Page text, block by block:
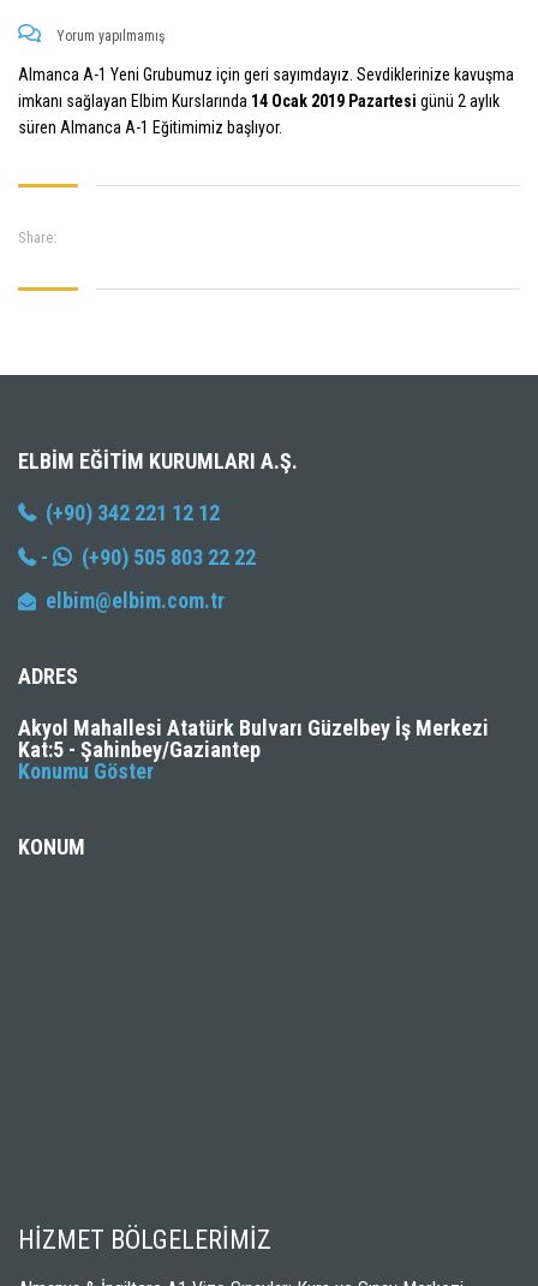
Yorum yapılmamış
Almanca A-1 Yeni Grubumuz için geri sayımdayız. Sevdiklerinize kavuşma
imkanı sağlayan Elbim Kurslarında 14 Ocak 2019 Pazartesi günü 2 aylık
süren Almanca A-1 Eğitimimiz başlıyor.
Share:
ELBIM EĞITIM KURUMLARI A.Ş.
(+90) 342 221 12 12
-
(+90) 505 803 22 22
elbim@elbim.com.tr
ADRES
Akyol Mahallesi Atatürk Bulvarı Güzelbey İş Merkezi
Kat:5 - Şahinbey/Gaziantep
Konumu Göster
KONUM
HİZMET BÖLGELERİMİZ